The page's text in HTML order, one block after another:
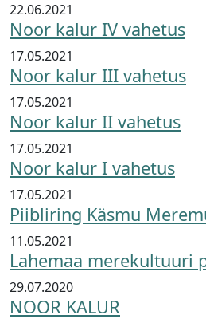
22.06.2021
Noor kalur IV vahetus
17.05.2021
Noor kalur III vahetus
17.05.2021
Noor kalur II vahetus
17.05.2021
Noor kalur I vahetus
17.05.2021
Piibliring Käsmu
11.05.2021
Lahemaa merekultuuri
29.07.2020
NOOR KALUR